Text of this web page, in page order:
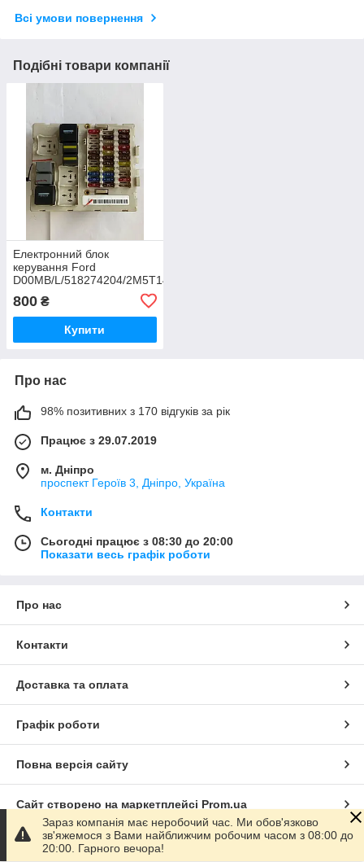
Всі умови повернення
Подібні товари компанії
Електронний блок
керування Ford
D00MB/L/518274204/2M5T14A073AC
800 ₴
Купити
Про нас
98% позитивних з 170 відгуків за рік
Працює з 29.07.2019
м. Дніпро
проспект Героїв 3, Дніпро, Україна
Контакти
Сьогодні працює з 08:30 до 20:00
Показати весь графік роботи
Про нас
Контакти
Доставка та оплата
Графік роботи
Повна версія сайту
Сайт створено на маркетплейсі Prom.ua
Політика конфіденційності
Зараз компанія має неробочий час. Ми обов'язково
зв'яжемося з Вами найближчим робочим часом з 08:00 до
20:00. Гарного вечора!